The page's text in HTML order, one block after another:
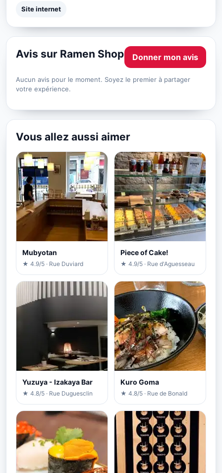
Site internet
Avis sur Ramen Shop Donner mon avis
Aucun avis pour le moment. Soyez le premier à partager
votre expérience.
Vous allez aussi aimer
Mubyotan
★ 4.9/5 · Rue Duviard
Piece of Cake!
★ 4.9/5 · Rue d'Aguesseau
Yuzuya - Izakaya Bar
★ 4.8/5 · Rue Duguesclin
Kuro Goma
★ 4.8/5 · Rue de Bonald